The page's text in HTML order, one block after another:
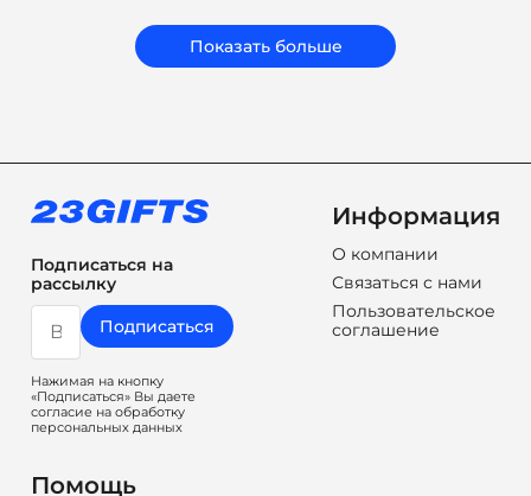
сувениры, а решения, которые работают на ваш
Показать больше
Подписаться на
рассылку
Подписаться
Нажимая на кнопку
«Подписаться» Вы даете
согласие на обработку
персональных данных
Информация
О компании
Связаться с нами
Пользовательское
соглашение
Помощь